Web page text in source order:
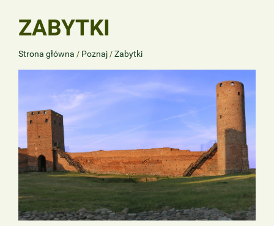
ZABYTKI
Strona główna / Poznaj / Zabytki